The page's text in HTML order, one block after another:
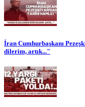
İran Cumhurbaşkanı
dilerim, artık..."